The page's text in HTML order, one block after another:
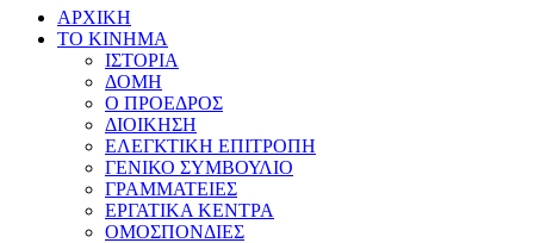
ΑΡΧΙΚΗ
ΤΟ ΚΙΝΗΜΑ
ΙΣΤΟΡΙΑ
ΔΟΜΗ
Ο ΠΡΟΕΔΡΟΣ
ΔΙΟΙΚΗΣΗ
ΕΛΕΓΚΤΙΚΗ ΕΠΙΤΡΟΠΗ
ΓΕΝΙΚΟ ΣΥΜΒΟΥΛΙΟ
ΓΡΑΜΜΑΤΕΙΕΣ
ΕΡΓΑΤΙΚΑ ΚΕΝΤΡΑ
ΟΜΟΣΠΟΝΔΙΕΣ